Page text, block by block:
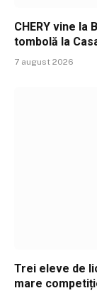
CHERY vine
tombolă la
7 august 2026
Trei eleve de
mare